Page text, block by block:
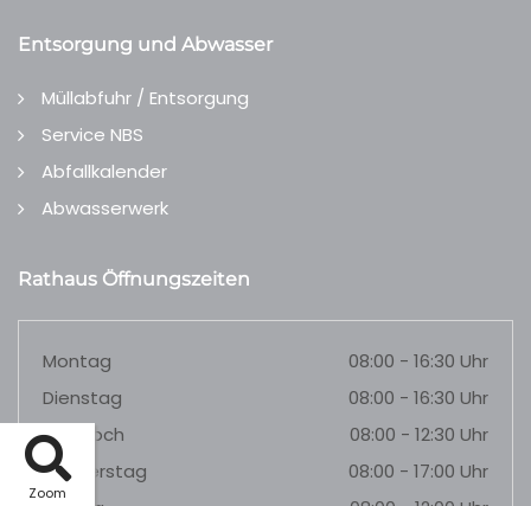
Zoom
Entsorgung und Abwasser
Müllabfuhr / Entsorgung
Service NBS
Abfallkalender
Abwasserwerk
Rathaus Öffnungszeiten
Montag
08:00 - 16:30 Uhr
Dienstag
08:00 - 16:30 Uhr
Mittwoch
08:00 - 12:30 Uhr
Donnerstag
08:00 - 17:00 Uhr